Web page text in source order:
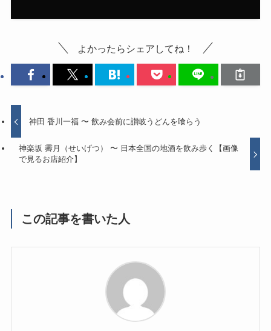
よかったらシェアしてね！
神田 香川一福 〜 飲み会前に讃岐うどんを喰らう
神楽坂 霽月（せいげつ） 〜 日本全国の地酒を飲み歩く【画像
で見るお店紹介】
この記事を書いた人